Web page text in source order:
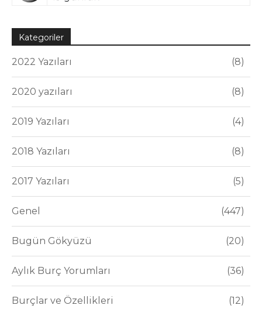
Kategoriler
2022 Yazıları 8
2020 yazıları 8
2019 Yazıları 4
2018 Yazıları 8
2017 Yazıları 5
Genel 447
Bugün Gökyüzü 20
Aylık Burç Yorumları 36
Burçlar ve Özellikleri 12